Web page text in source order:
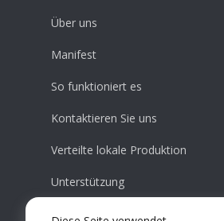
Über uns
Manifest
So funktioniert es
Kontaktieren Sie uns
Verteilte lokale Produktion
Unterstützung